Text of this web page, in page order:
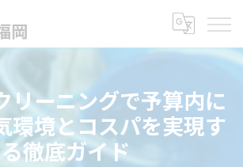
リーニングで予算内に
環境とコスパを実現す
る徹底ガイド